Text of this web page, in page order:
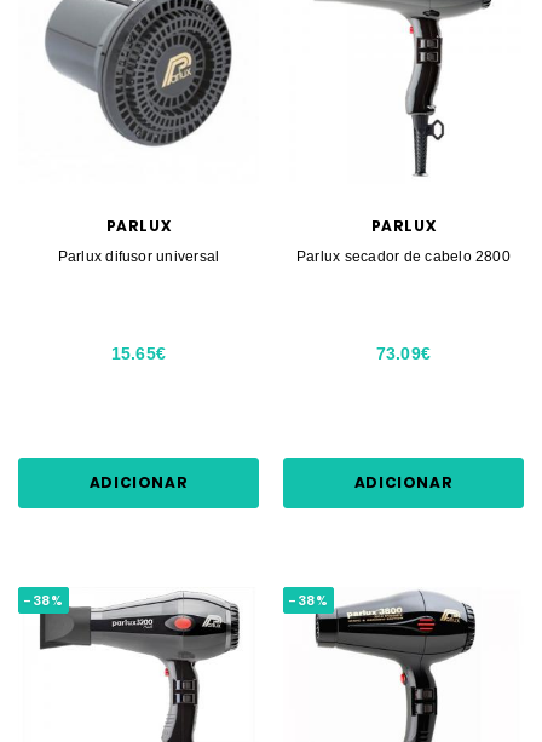
PARLUX
Parlux difusor universal
15.65€
ADICIONAR
PARLUX
Parlux secador de cabelo 2800
73.09€
ADICIONAR
-38% -38%